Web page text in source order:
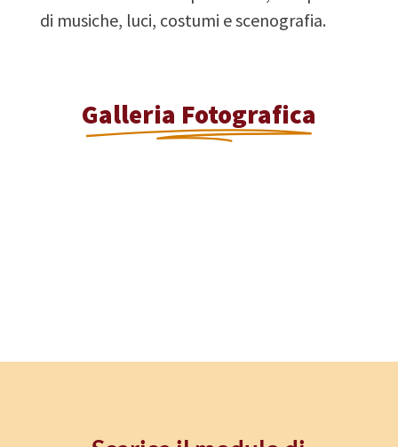
di musiche, luci, costumi e scenografia.
Galleria Fotografica